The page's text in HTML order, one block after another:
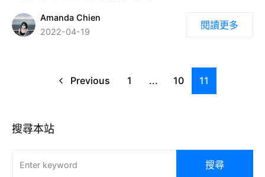
Amanda Chien
2022-04-19
閱讀更多
Previous 1 ... 10 11
搜尋本站
搜尋